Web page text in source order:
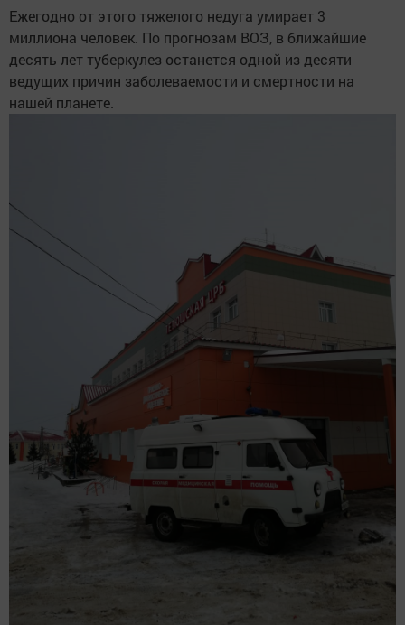
Ежегодно от этого тяжелого недуга умирает 3
миллиона человек. По прогнозам ВОЗ, в ближайшие
десять лет туберкулез останется одной из десяти
ведущих причин заболеваемости и смертности на
нашей планете.